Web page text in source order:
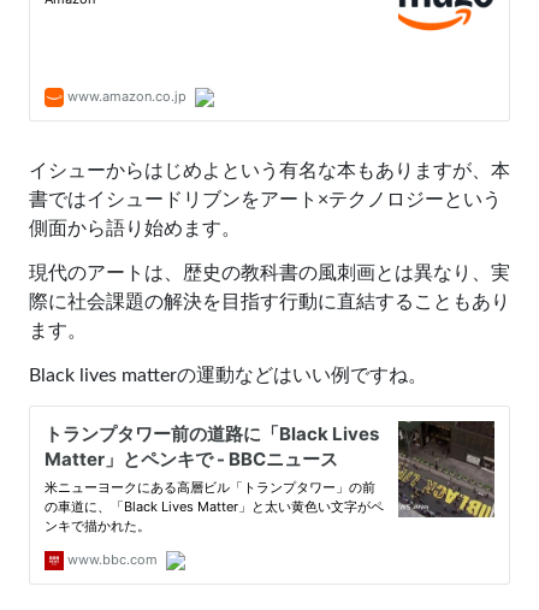
イシューからはじめよという有名な本もありますが、本
書ではイシュードリブンをアート×テクノロジーという
側面から語り始めます。
現代のアートは、歴史の教科書の風刺画とは異なり、実
際に社会課題の解決を目指す行動に直結することもあり
ます。
Black lives matterの運動などはいい例ですね。